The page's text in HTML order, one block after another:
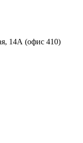
14А (офис 410)